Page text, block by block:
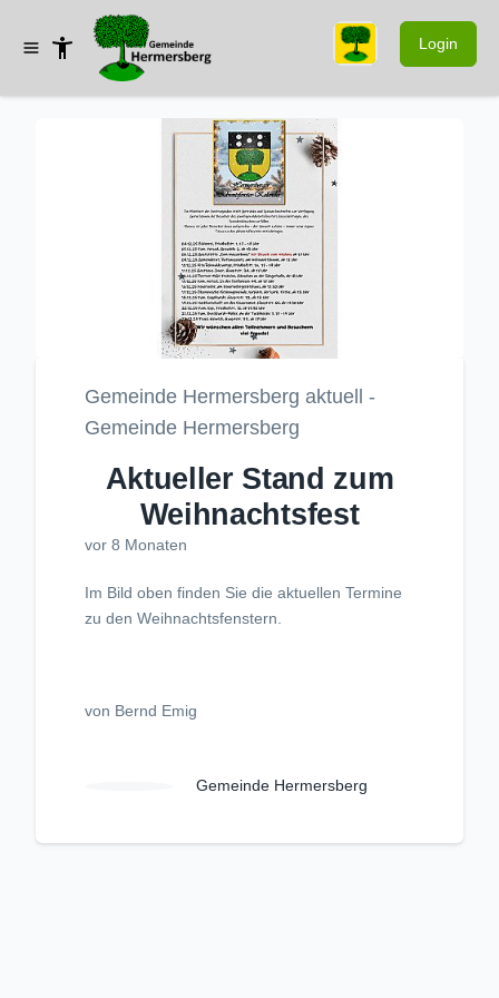
Login
Gemeinde Hermersberg aktuell -
Gemeinde Hermersberg
Aktueller Stand zum
Weihnachtsfest
vor 8 Monaten
Im Bild oben finden Sie die aktuellen Termine
zu den Weihnachtsfenstern.
von Bernd Emig
Gemeinde Hermersberg